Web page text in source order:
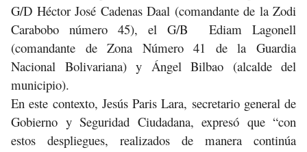
G/D Héctor José Cadenas Daal (comandante de la Zodi
Carabobo número 45), el G/B Ediam Lagonell
(comandante de Zona Número 41 de la Guardia
Nacional Bolivariana) y Ángel Bilbao (alcalde del
municipio).
En este contexto, Jesús Paris Lara, secretario general de
Gobierno y Seguridad Ciudadana, expresó que “con
estos despliegues, realizados de manera continúa